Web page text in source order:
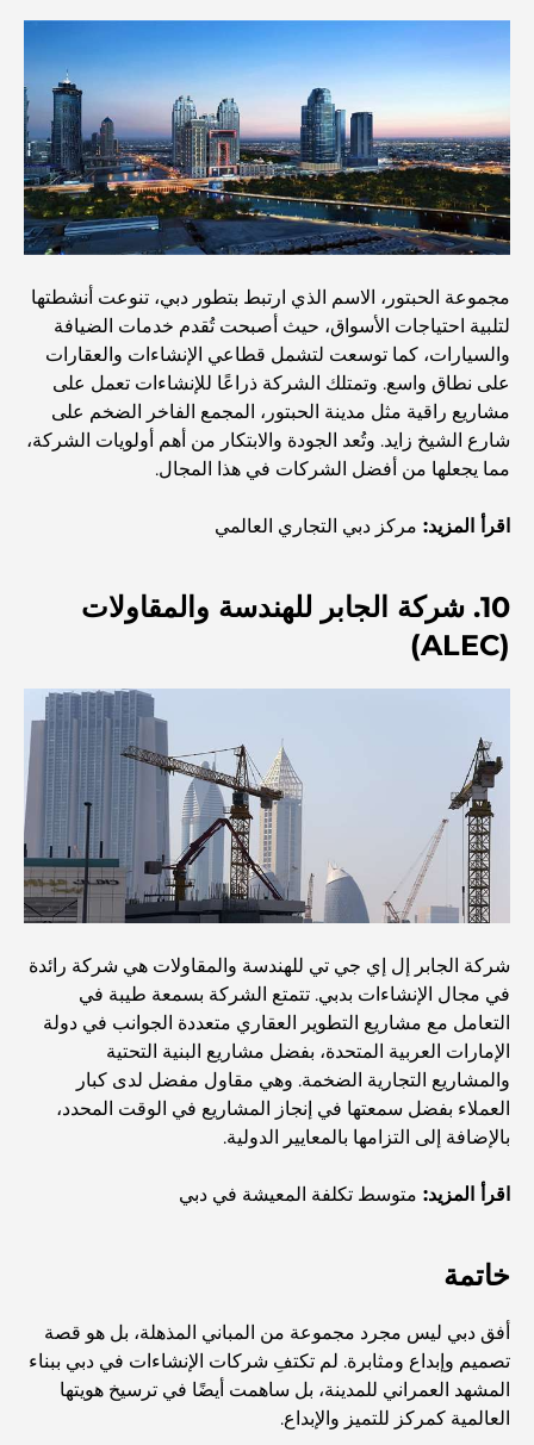
أفضل المنتجعات الشاطئية في دبي لقضاء عطلة فاخرة
أماكن رومانسية في دبي للحظات لا تُنسى
أفضل إقامة محلية في دبي: أفضل الفنادق والمنتجعات
أفضل المطاعم لتناول غداء عمل في مركز دبي المالي العالمي
أغلى ماركات الملابس في العالم
أغلى الطائرات الخاصة: نظرة على عالم الرفاهية في عالم
أغلى خواتم الخطوبة في العالم
المدارس الهندية في دبي: الدليل الأمثل للآباء
Exploring The Most Iconic Landmarks In Abu
المدارس في أبوظبي: الدليل الأمثل لأفضل مدارس العاصمة
مطاعم أبوظبي: جولة شهية في العاصمة
الطازجة، والذي يضم أكشاكاً لبيع المنتجات الزراعية والمأكولات
البحرية والمأكولات المحلية المميزة. وإلى جانب متاجر الأزياء
المدينة
أفضل شواطئ أبوظبي لقضاء يوم مثالي
مجموعة الحبتور، الاسم الذي ارتبط بتطور دبي، تنوعت أنشطتها
لتلبية احتياجات الأسواق، حيث أصبحت تُقدم خدمات الضيافة
والسيارات، كما توسعت لتشمل قطاعي الإنشاءات والعقارات
على نطاق واسع. وتمتلك الشركة ذراعًا للإنشاءات تعمل على
مشاريع راقية مثل مدينة الحبتور، المجمع الفاخر الضخم على
شارع الشيخ زايد. وتُعد الجودة والابتكار من أهم أولويات الشركة،
مما يجعلها من أفضل الشركات في هذا المجال.
اقرأ المزيد: مركز دبي التجاري العالمي
10. شركة الجابر للهندسة والمقاولات
(ALEC)
شركة الجابر إل إي جي تي للهندسة والمقاولات هي شركة رائدة
في مجال الإنشاءات بدبي. تتمتع الشركة بسمعة طيبة في
التعامل مع مشاريع التطوير العقاري متعددة الجوانب في دولة
الإمارات العربية المتحدة، بفضل مشاريع البنية التحتية
والمشاريع التجارية الضخمة. وهي مقاول مفضل لدى كبار
العملاء بفضل سمعتها في إنجاز المشاريع في الوقت المحدد،
بالإضافة إلى التزامها بالمعايير الدولية.
اقرأ المزيد: متوسط ​​تكلفة المعيشة في دبي
خاتمة
أفق دبي ليس مجرد مجموعة من المباني المذهلة، بل هو قصة
تصميم وإبداع ومثابرة. لم تكتفِ شركات الإنشاءات في دبي ببناء
المشهد العمراني للمدينة، بل ساهمت أيضًا في ترسيخ هويتها
العالمية كمركز للتميز والإبداع.